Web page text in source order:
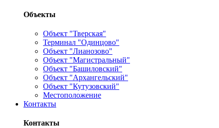
Объекты
Объект "Тверская"
Терминал "Одинцово"
Объект "Лианозово"
Объект "Магистральный"
Объект "Башиловский"
Объект "Архангельский"
Объект "Кутузовский"
Местоположение
Контакты
Контакты